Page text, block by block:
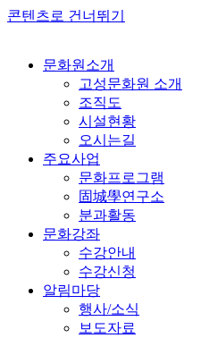
콘텐츠로 건너뛰기
문화원소개
고성문화원 소개
조직도
시설현황
오시는길
주요사업
문화프로그램
固城學연구소
분과활동
문화강좌
수강안내
수강신청
알림마당
행사/소식
보도자료